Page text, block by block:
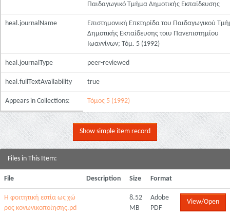
Παιδαγωγικό Τμήμα Δημοτικής Εκπαίδευσης
heal.journalName
Επιστημονική Επετηρίδα του Παιδαγωγικού
Δημοτικής Εκπαίδευσης τοιυ Πανεπιστημίου
Ιωαννίνων; Τόμ. 5 (1992)
heal.journalType peer-reviewed
heal.fullTextAvailability true
Appears in Collections: Τόμος 5 (1992)
Show simple item record
Files in This Item:
File Description Size Format
Η φοιτητική εστία ως χώ
ρος κονωνικοποίησης.pd
8.52
MB
Adobe
PDF
View/Open